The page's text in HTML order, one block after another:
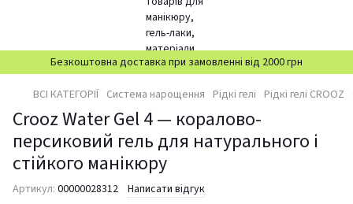
Безкоштовна доставка при замовленні від 2000 грн
ВСІ КАТЕГОРІЇ Система нарощення Рідкі гелі Рідкі гелі CROOZ
Crooz Water Gel 4 — коралово-
персиковий гель для натурального і
стійкого манікюру
Артикул: 00000028312 Написати відгук